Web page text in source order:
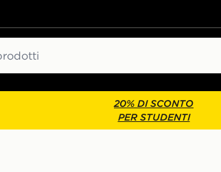
20% DI SCONTO
PER STUDENTI